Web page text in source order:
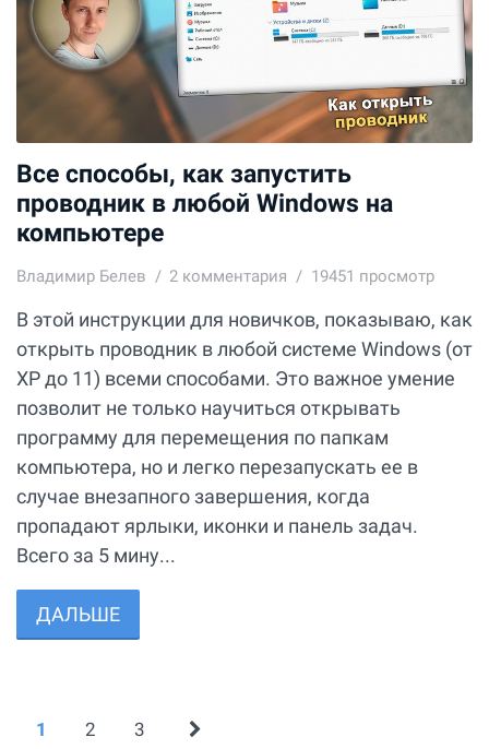
Все способы, как запустить
проводник в любой Windows на
компьютере
Владимир Белев 2 комментария 19451 просмотр
В этой инструкции для новичков, показываю, как
открыть проводник в любой системе Windows (от
XP до 11) всеми способами. Это важное умение
позволит не только научиться открывать
программу для перемещения по папкам
компьютера, но и легко перезапускать ее в
случае внезапного завершения, когда
пропадают ярлыки, иконки и панель задач.
Всего за 5 мину...
ДАЛЬШЕ
1 2 3